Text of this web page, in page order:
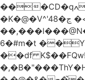
���CD�qߍ��,���c���=NT��"�Ρ�P�4���J�9HL��X�'�V? 1�fxrx�����Q���MU:�����3�Ħ�A���8)Z�^��$>�#�E��[�d<����6��%
�K�@�V^'4ڃ�8 �<�
6�#m�t
��df